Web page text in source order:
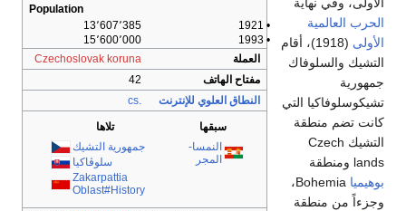
Population
• 1921
13٬607٬385
• 1993
15٬600٬000
العملة
Czechoslovak koruna
مفتاح الهاتف
42
النطاق العلوي للإنترنت
.cs
سبقها
تلاها
النمسا-
المجر
جمهورية التشيك
سلوڤاكيا
Zakarpattia
Oblast#History
الأولى، وفي نهاية
الحرب العالمية
الأولى
(1918)، أقام
التشيك والسلوفاك
جمهورية
تشيكوسلوفاكيا التي
كانت تضم منطقة
التشيك Czech
lands ومنطقة
بوهيميا
Bohemia،
وجزءاً من منطقة